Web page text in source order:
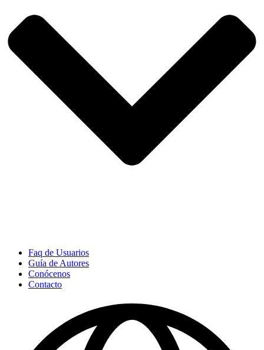
Faq de Usuarios
Guía de Autores
Conócenos
Contacto